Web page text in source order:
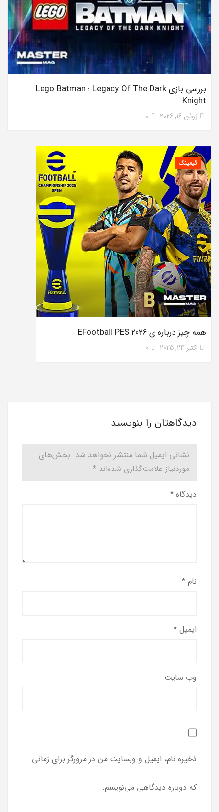
بررسی بازی Lego Batman : Legacy Of The Dark
Knight
ژوئن 16, 2026 0
گیمینگ
همه چیز درباره ی EFootball PES 2026
اکتبر 24, 2025 0
دیدگاهتان را بنویسید
نشانی ایمیل شما منتشر نخواهد شد. بخش‌های
موردنیاز علامت‌گذاری شده‌اند *
دیدگاه *
نام *
ایمیل *
وب‌ سایت
ذخیره نام، ایمیل و وبسایت من در مرورگر برای زمانی
که دوباره دیدگاهی می‌نویسم.